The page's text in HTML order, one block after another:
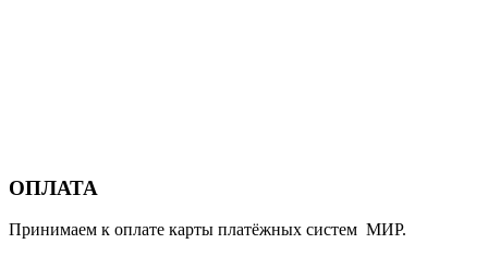
ОПЛАТА
Принимаем к оплате карты платёжных систем МИР.